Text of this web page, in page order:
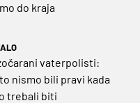
do kraja
vaterpolisti:
nismo bili pravi kada
trebali biti